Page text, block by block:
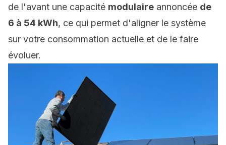
de l'avant une capacité modulaire annoncée de
6 à 54 kWh, ce qui permet d'aligner le système
sur votre consommation actuelle et de le faire
évoluer.